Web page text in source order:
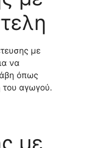
με
να
όπως
του αγωγού.
με